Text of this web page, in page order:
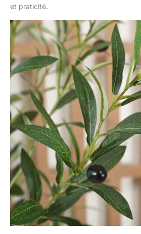
et praticité.